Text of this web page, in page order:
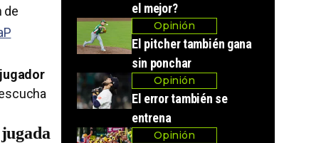
de
el mejor?
Opinión
El pitcher también gana
sin ponchar
Opinión
El error también se
entrena
Opinión